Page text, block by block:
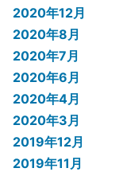
2020年12月
2020年8月
2020年7月
2020年6月
2020年4月
2020年3月
2019年12月
2019年11月